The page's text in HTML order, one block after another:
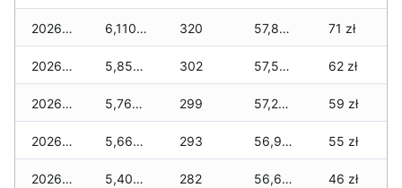
2026-04-30 6,110 zł 320 57,870 zł 71 zł
2026-04-29 5,850 zł 302 57,520 zł 62 zł
2026-04-28 5,760 zł 299 57,280 zł 59 zł
2026-04-27 5,660 zł 293 56,970 zł 55 zł
2026-04-26 5,400 zł 282 56,610 zł 46 zł